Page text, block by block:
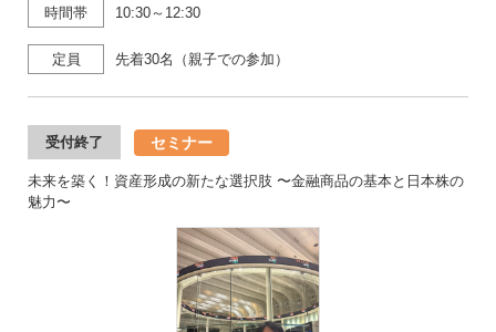
時間帯 10:30～12:30
定員 先着30名（親子での参加）
受付終了 セミナー
未来を築く！資産形成の新たな選択肢 〜金融商品の基本と日本株の
魅力〜